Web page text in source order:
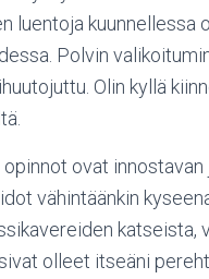
luentoja kuunnellessa
Polvin
Olin kyllä
ovat
vähintäänkin
katseista,
olleet itseäni